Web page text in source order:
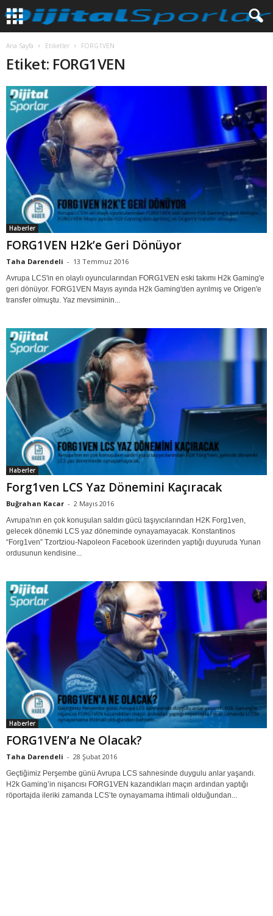
Ana Sayfa Etiketler FORG1VEN
Etiket: FORG1VEN
Haberler
FORG1VEN H2k’e Geri Dönüyor
Taha Darendeli - 13 Temmuz 2016
Avrupa LCS'in en olaylı oyuncularından FORG1VEN eski takımı H2k Gaming'e
geri dönüyor. FORG1VEN Mayıs ayında H2k Gaming'den ayrılmış ve Origen'e
transfer olmuştu. Yaz mevsiminin...
Haberler
Forg1ven LCS Yaz Dönemini Kaçıracak
Buğrahan Kacar - 2 Mayıs 2016
Avrupa'nın en çok konuşulan saldırı gücü taşıyıcılarından H2K Forg1ven,
gelecek dönemki LCS yaz döneminde oynayamayacak. Konstantinos
“Forg1ven” Tzortziou-Napoleon Facebook üzerinden yaptığı duyuruda Yunan
ordusunun kendisine...
Haberler
FORG1VEN’a Ne Olacak?
Taha Darendeli - 28 Şubat 2016
Geçtiğimiz Perşembe günü Avrupa LCS sahnesinde duygulu anlar yaşandı.
H2k Gaming’in nişancısı FORG1VEN kazandıkları maçın ardından yaptığı
röportajda ileriki zamanda LCS’te oynayamama ihtimali olduğundan...